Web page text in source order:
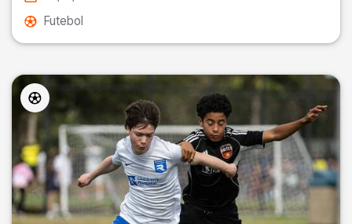
Futebol